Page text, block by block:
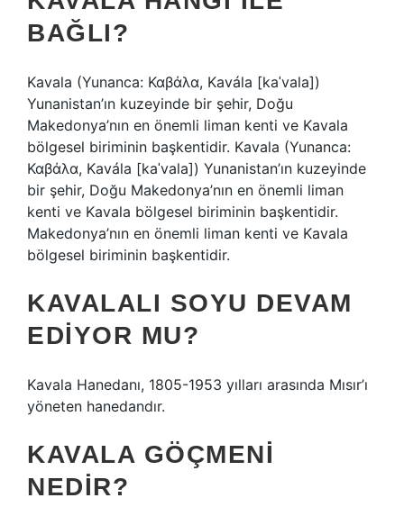
BAĞLI?
Kavala (Yunanca: Καβάλα, Kavála [kaˈvala])
Yunanistan’ın kuzeyinde bir şehir, Doğu
Makedonya’nın en önemli liman kenti ve Kavala
bölgesel biriminin başkentidir. Kavala (Yunanca:
Καβάλα, Kavála [kaˈvala]) Yunanistan’ın kuzeyinde
bir şehir, Doğu Makedonya’nın en önemli liman
kenti ve Kavala bölgesel biriminin başkentidir.
Makedonya’nın en önemli liman kenti ve Kavala
bölgesel biriminin başkentidir.
KAVALALI SOYU DEVAM
EDIYOR MU?
Kavala Hanedanı, 1805-1953 yılları arasında Mısır’ı
yöneten hanedandır.
KAVALA GÖÇMENI
NEDIR?